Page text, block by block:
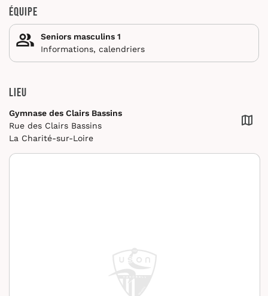
Équipe
Seniors masculins 1
Informations, calendriers
Lieu
Gymnase des Clairs Bassins
Rue des Clairs Bassins
La Charité-sur-Loire